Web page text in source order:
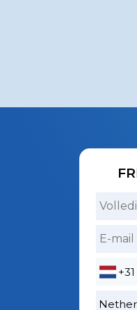
+31